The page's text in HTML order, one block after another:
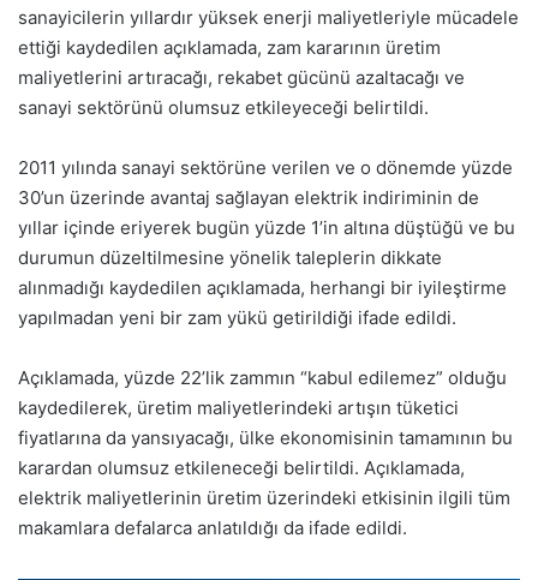
sanayicilerin yıllardır yüksek enerji maliyetleriyle mücadele
ettiği kaydedilen açıklamada, zam kararının üretim
maliyetlerini artıracağı, rekabet gücünü azaltacağı ve
sanayi sektörünü olumsuz etkileyeceği belirtildi.
2011 yılında sanayi sektörüne verilen ve o dönemde yüzde
30’un üzerinde avantaj sağlayan elektrik indiriminin de
yıllar içinde eriyerek bugün yüzde 1’in altına düştüğü ve bu
durumun düzeltilmesine yönelik taleplerin dikkate
alınmadığı kaydedilen açıklamada, herhangi bir iyileştirme
yapılmadan yeni bir zam yükü getirildiği ifade edildi.
Açıklamada, yüzde 22’lik zammın “kabul edilemez” olduğu
kaydedilerek, üretim maliyetlerindeki artışın tüketici
fiyatlarına da yansıyacağı, ülke ekonomisinin tamamının bu
karardan olumsuz etkileneceği belirtildi. Açıklamada,
elektrik maliyetlerinin üretim üzerindeki etkisinin ilgili tüm
makamlara defalarca anlatıldığı da ifade edildi.